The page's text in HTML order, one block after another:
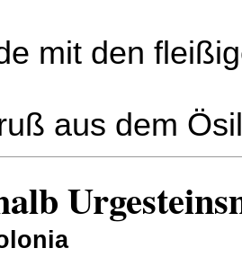
mit den
aus dem